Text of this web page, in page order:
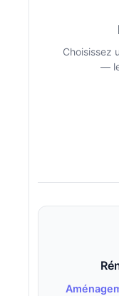
Choisissez
—